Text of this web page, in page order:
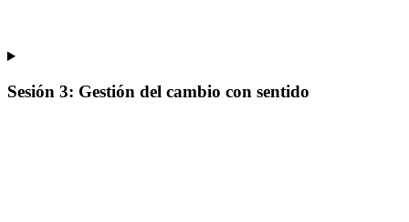
Sesión 3: Gestión del cambio con sentido